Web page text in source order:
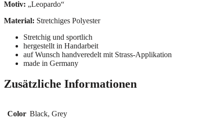
Motiv: „Leopardo“
Material: Stretchiges Polyester
Stretchig und sportlich
hergestellt in Handarbeit
auf Wunsch handveredelt mit Strass-Applikation
made in Germany
Zusätzliche Informationen
Color Black, Grey